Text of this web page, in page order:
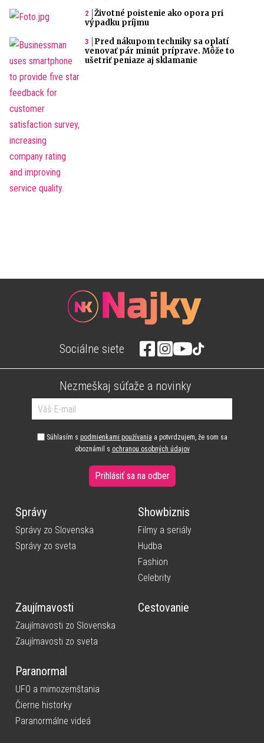
Životné poistenie ako opora pri
výpadku príjmu
Pred nákupom techniky sa oplatí
venovať pár minút príprave. Môže to
ušetriť peniaze aj sklamanie
Sociálne siete
Nezmeškaj súťaže a novinky
Súhlasím s podmienkami používania a potvrdzujem, že som sa
oboznámil s ochranou osobných údajov
Prihlásiť sa na odber
Správy
Správy zo Slovenska
Správy zo sveta
Showbiznis
Filmy a seriály
Hudba
Fashion
Celebrity
Zaujímavosti
Zaujímavosti zo Slovenska
Zaujímavosti zo sveta
Cestovanie
Paranormal
UFO a mimozemštania
Čierne historky
Paranormálne videá